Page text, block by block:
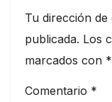
Tu dirección
publicada. Los
marcados con *
Comentario *